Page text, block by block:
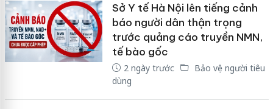
Sở Y tế Hà Nội lên tiếng cảnh
báo người dân thận trọng
trước quảng cáo truyền NMN,
tế bào gốc
2 ngày trước
Bảo vệ người tiêu
dùng